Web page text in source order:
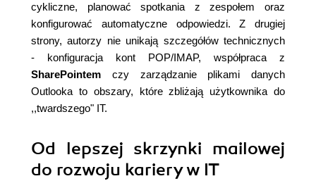
cykliczne, planować spotkania z zespołem oraz
konfigurować automatyczne odpowiedzi. Z drugiej
strony, autorzy nie unikają szczegółów technicznych
- konfiguracja kont POP/IMAP, współpraca z
SharePointem czy zarządzanie plikami danych
Outlooka to obszary, które zbliżają użytkownika do
,,twardszego" IT.
Od lepszej skrzynki mailowej
do rozwoju kariery w IT